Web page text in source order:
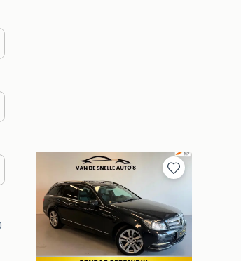
Bewaren
Mijn
Favorieten